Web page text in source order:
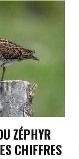
ZÉPHYR
CHIFFRES